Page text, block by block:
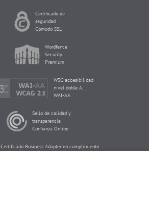
Certificado de
seguridad
Comodo SSL
Wordfence
Security
Premium
W3C accesibilidad
nivel doble A,
WAI-AA
Sello de calidad y
transparencia
Confianza Online
Certificado Business Adapter en cumplimiento